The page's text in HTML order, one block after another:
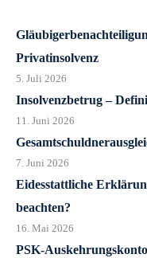
Privatinsolvenz
5. Juli 2026
Insolvenzbetrug –
11. Juni 2026
7. Juni 2026
Eidesstattliche
beachten?
16. Mai 2026
PSK-